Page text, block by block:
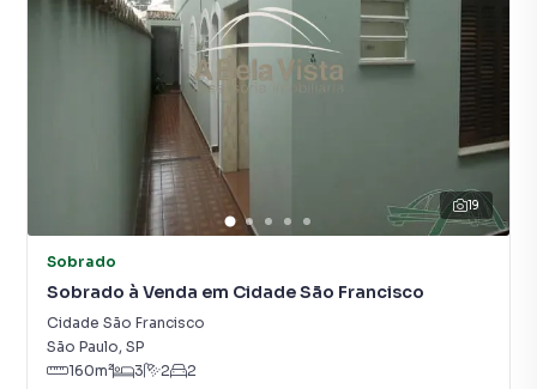
19
Sobrado
Sobrado à Venda em Cidade São Francisco
Cidade São Francisco
São Paulo, SP
160m² 3 2 2